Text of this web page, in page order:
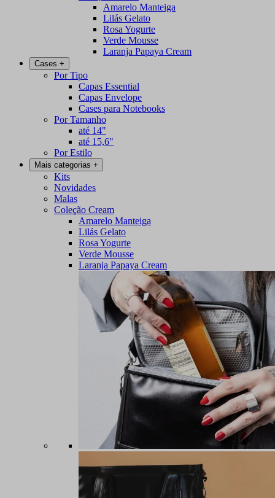
Amarelo Manteiga
Lilás Gelato
Rosa Yogurte
Verde Mousse
Laranja Papaya Cream
Cases +
Por Tipo
Capas Essential
Capas Envelope
Cases para Notebooks
Por Tamanho
até 14"
até 15,6"
Por Estilo
Mais categorias +
Kits
Novidades
Malas
Coleção Cream
Amarelo Manteiga
Lilás Gelato
Rosa Yogurte
Verde Mousse
Laranja Papaya Cream